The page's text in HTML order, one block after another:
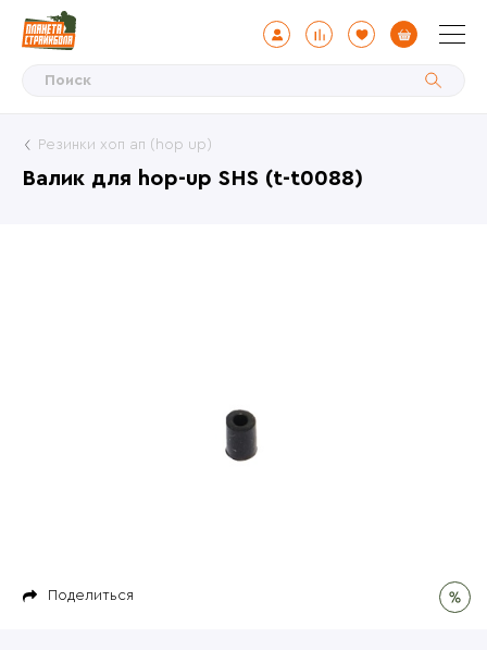
Валик для hop-up SHS (t-t0088)
Резинки хоп ап (hop up)
Поделиться